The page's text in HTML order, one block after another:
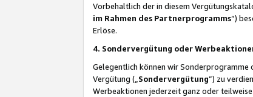
Vorbehaltlich der in diesem
im Rahmen des Partnerprogramms“)
Erlöse.
4. Sondervergütung oder
Gelegentlich können wir
Vergütung („ Sondervergütung”) zu
Werbeaktionen jederzeit ganz oder